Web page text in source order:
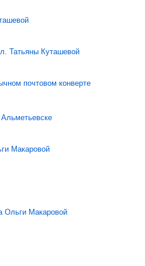
Татьяны Куташевой
почтовом конверте
Макаровой
Ольги Макаровой